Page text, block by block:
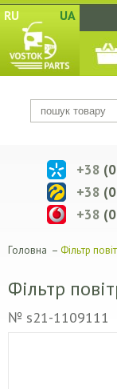
RU UA
+38
+38
+38
Головна – Фільтр
Фільтр
№ s21-1109111